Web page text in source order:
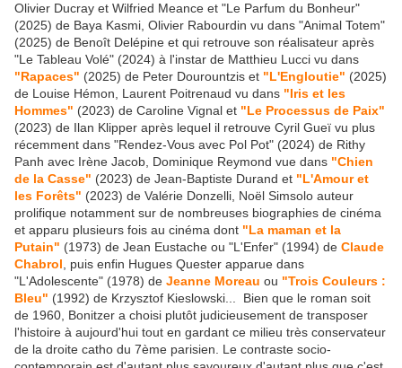
Olivier Ducray et Wilfried Meance et "Le Parfum du Bonheur"
(2025) de Baya Kasmi, Olivier Rabourdin vu dans "Animal Totem"
(2025) de Benoît Delépine et qui retrouve son réalisateur après
"Le Tableau Volé" (2024) à l'instar de Matthieu Lucci vu dans
"Rapaces" (2025) de Peter Dourountzis et "L'Engloutie" (2025)
de Louise Hémon, Laurent Poitrenaud vu dans "Iris et les
Hommes" (2023) de Caroline Vignal et "Le Processus de Paix"
(2023) de Ilan Klipper après lequel il retrouve Cyril Gueï vu plus
récemment dans "Rendez-Vous avec Pol Pot" (2024) de Rithy
Panh avec Irène Jacob, Dominique Reymond vue dans "Chien
de la Casse" (2023) de Jean-Baptiste Durand et "L'Amour et
les Forêts" (2023) de Valérie Donzelli, Noël Simsolo auteur
prolifique notamment sur de nombreuses biographies de cinéma
et apparu plusieurs fois au cinéma dont "La maman et la
Putain" (1973) de Jean Eustache ou "L'Enfer" (1994) de Claude
Chabrol , puis enfin Hugues Quester apparue dans
"L'Adolescente" (1978) de Jeanne Moreau ou "Trois Couleurs :
Bleu" (1992) de Krzysztof Kieslowski... Bien que le roman soit
de 1960, Bonitzer a choisi plutôt judicieusement de transposer
l'histoire à aujourd'hui tout en gardant ce milieu très conservateur
de la droite catho du 7ème parisien. Le contraste socio-